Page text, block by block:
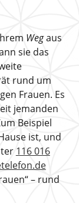
Wegaus
sie das
rund um
Frauen. Es
jemanden
Beispiel
ist, und
116 016
– rund